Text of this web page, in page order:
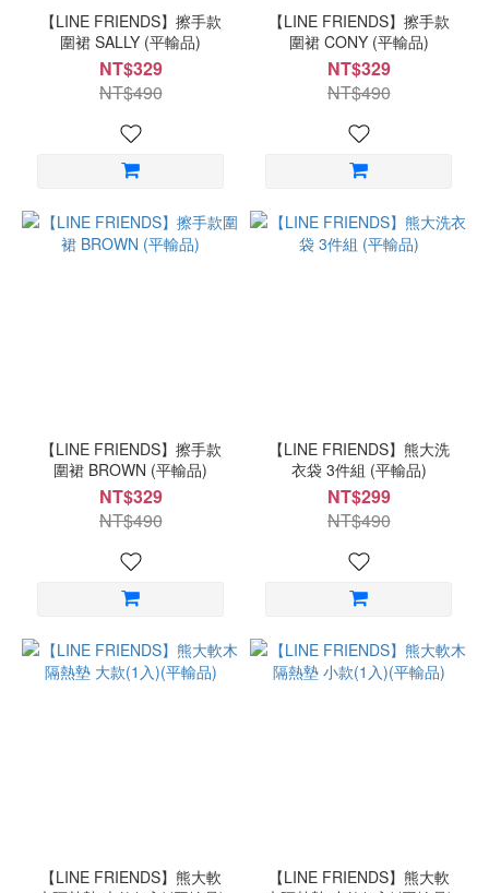
色
梧
(3)
天
薄
荷
L
(1)
【LINE FRIENDS】擦手款
圍裙 SALLY (平輸品)
NT$329
NT$490
【LINE FRIENDS】擦手款
圍裙 CONY (平輸品)
NT$329
NT$490
【LINE FRIENDS】擦手款
圍裙 BROWN (平輸品)
NT$329
NT$490
【LINE FRIENDS】熊大洗
衣袋 3件組 (平輸品)
NT$299
NT$490
【LINE FRIENDS】熊大軟
【LINE FRIENDS】熊大軟